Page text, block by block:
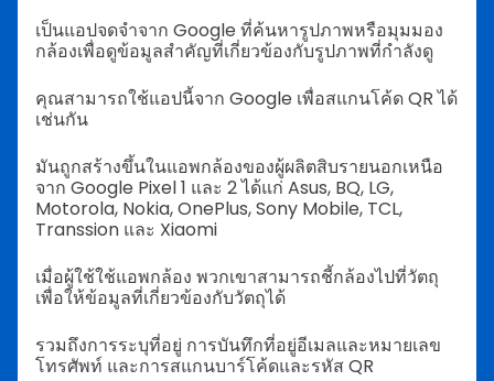
เป็นแอปจดจำจาก Google ที่ค้นหารูปภาพหรือมุมมอง
กล้องเพื่อดูข้อมูลสำคัญที่เกี่ยวข้องกับรูปภาพที่กำลังดู
คุณสามารถใช้แอปนี้จาก Google เพื่อสแกนโค้ด QR ได้
เช่นกัน
มันถูกสร้างขึ้นในแอพกล้องของผู้ผลิตสิบรายนอกเหนือ
จาก Google Pixel 1 และ 2 ได้แก่ Asus, BQ, LG,
Motorola, Nokia, OnePlus, Sony Mobile, TCL,
Transsion และ Xiaomi
เมื่อผู้ใช้ใช้แอพกล้อง พวกเขาสามารถชี้กล้องไปที่วัตถุ
เพื่อให้ข้อมูลที่เกี่ยวข้องกับวัตถุได้
รวมถึงการระบุที่อยู่ การบันทึกที่อยู่อีเมลและหมายเลข
โทรศัพท์ และการสแกนบาร์โค้ดและรหัส QR